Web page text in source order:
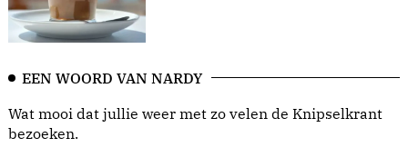
EEN WOORD VAN NARDY
Wat mooi dat jullie weer met zo velen de Knipselkrant
bezoeken.